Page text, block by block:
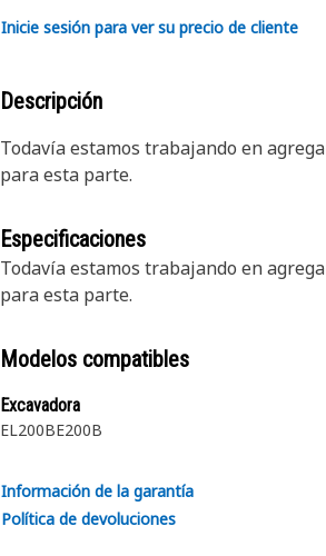
Inicie sesión para ver su precio de cliente
Descripción
Todavía estamos trabajando en
para esta parte.
Especificaciones
Todavía estamos trabajando en
para esta parte.
Modelos compatibles
Excavadora
EL200BE200B
Información de la garantía
Política de devoluciones